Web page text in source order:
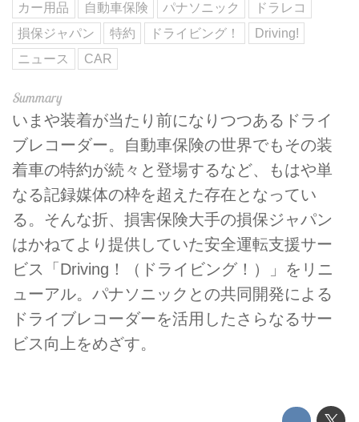
カー用品 自動車保険 パナソニック
ドラレコ
損保ジャパン
特約 ドライビング！
Driving!
ニュース
CAR
いまや装着が当たり前になりつつあるドライ
ブレコーダー。自動車保険の世界でもその装
着車の特約が続々と登場するなど、もはや単
なる記録媒体の枠を超えた存在となってい
る。そんな折、損害保険大手の損保ジャパン
はかねてより提供していた安全運転支援サー
ビス「Driving！（ドライビング！）」をリニ
ューアル。パナソニックとの共同開発による
ドライブレコーダーを活用したさらなるサー
ビス向上をめざす。